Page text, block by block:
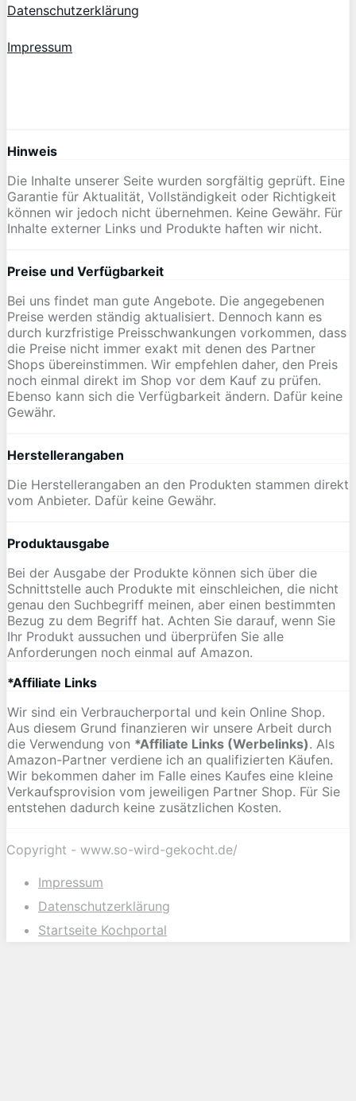
Datenschutzerklärung
Impressum
Hinweis
Die Inhalte unserer Seite wurden sorgfältig geprüft. Eine
Garantie für Aktualität, Vollständigkeit oder Richtigkeit
können wir jedoch nicht übernehmen. Keine Gewähr. Für
Inhalte externer Links und Produkte haften wir nicht.
Preise und Verfügbarkeit
Bei uns findet man gute Angebote. Die angegebenen
Preise werden ständig aktualisiert. Dennoch kann es
durch kurzfristige Preisschwankungen vorkommen, dass
die Preise nicht immer exakt mit denen des Partner
Shops übereinstimmen. Wir empfehlen daher, den Preis
noch einmal direkt im Shop vor dem Kauf zu prüfen.
Ebenso kann sich die Verfügbarkeit ändern. Dafür keine
Gewähr.
Herstellerangaben
Die Herstellerangaben an den Produkten stammen direkt
vom Anbieter. Dafür keine Gewähr.
Produktausgabe
Bei der Ausgabe der Produkte können sich über die
Schnittstelle auch Produkte mit einschleichen, die nicht
genau den Suchbegriff meinen, aber einen bestimmten
Bezug zu dem Begriff hat. Achten Sie darauf, wenn Sie
Ihr Produkt aussuchen und überprüfen Sie alle
Anforderungen noch einmal auf Amazon.
*Affiliate Links
Wir sind ein Verbraucherportal und kein Online Shop.
Aus diesem Grund finanzieren wir unsere Arbeit durch
die Verwendung von *Affiliate Links (Werbelinks). Als
Amazon-Partner verdiene ich an qualifizierten Käufen.
Wir bekommen daher im Falle eines Kaufes eine kleine
Verkaufsprovision vom jeweiligen Partner Shop. Für Sie
entstehen dadurch keine zusätzlichen Kosten.
Copyright - www.so-wird-gekocht.de/
Impressum
Datenschutzerklärung
Startseite Kochportal